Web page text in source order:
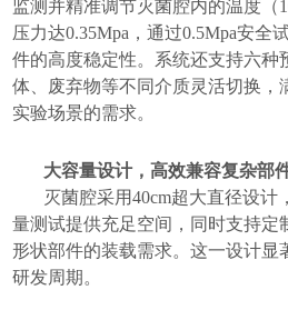
监测并精准调节灭菌腔内的温度（
压力达0.35Mpa，通过0.5Mpa安全
件的高度稳定性。系统还支持六种
体、废弃物等不同介质灵活切换，
实验场景的需求。
大容量设计，高效兼容复杂部
灭菌腔采用40cm超大直径设
量测试提供充足空间，同时支持定
形状部件的装载需求。这一设计显
研发周期。